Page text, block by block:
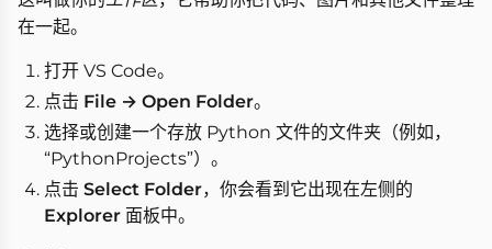
在一起。
打开 VS Code。
点击 File → Open Folder。
选择或创建一个存放 Python 文件的文件夹（例如，
“PythonProjects”）。
点击 Select Folder，你会看到它出现在左侧的
Explorer 面板中。